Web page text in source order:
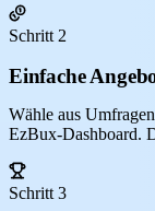
Schritt 2
Einfache
Wähle aus
EzBux-Dashboard.
Schritt 3